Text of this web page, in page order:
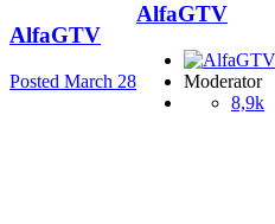
AlfaGTV
Posted March 28
AlfaGTV
Moderator
8,9k